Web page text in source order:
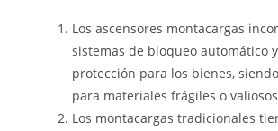
Los ascensores montacargas
sistemas de bloqueo automático y
protección para los bienes,
para materiales frágiles o
Los montacargas tradicionales